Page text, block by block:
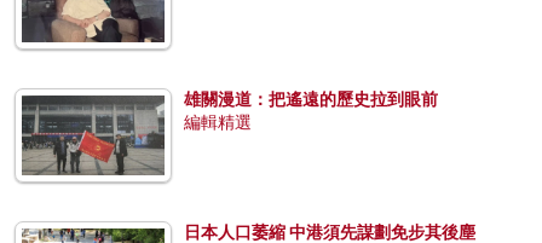
雄關漫道：把遙遠的歷史拉到眼前
編輯精選
日本人口萎縮 中港須先謀劃免步其後塵